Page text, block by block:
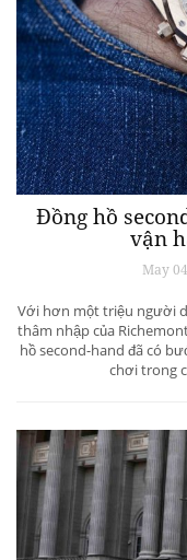
Đồng hồ
vận
May
Với hơn một triệu người
thâm nhập của
hồ second-hand đã có
chơi trong